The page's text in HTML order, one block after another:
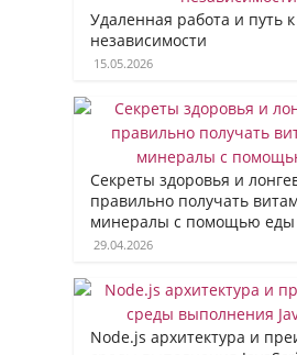
Удаленная работа и путь
независимости
15.05.2026
Секреты здоровья и
правильно получать
минералы с помощью еды
29.04.2026
Node.js архитектура и